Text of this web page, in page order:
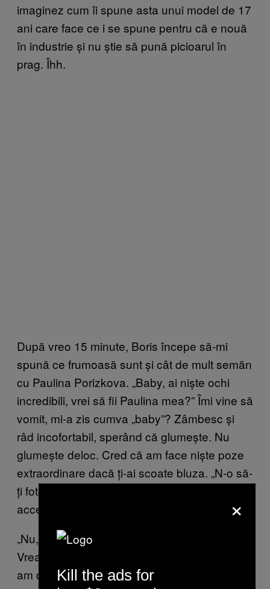
imaginez cum îi spune asta unui model de 17
ani care face ce i se spune pentru că e nouă
în industrie și nu știe să pună picioarul în
prag. Îhh.
După vreo 15 minute, Boris începe să-mi
spună ce frumoasă sunt și cât de mult semăn
cu Paulina Porizkova. „Baby, ai niște ochi
incredibili, vrei să fii Paulina mea?” Îmi vine să
vomit, mi-a zis cumva „baby”? Zâmbesc și
râd incofortabil, sperând că glumește. Nu
glumește deloc. Cred că am face niște poze
extraordinare dacă ți-ai scoate bluza. „N-o să-
ți fotografiez sânii, promit,” îmi spune cu
accentul lui rus.
„Nu, îmi pare rău, nu mă simt confortabil.
Vreau doar niște portrete.” Îmi spune că eu
am de pierdut. Eu? Eu am de pierdut că nu
×
Kill the ads for